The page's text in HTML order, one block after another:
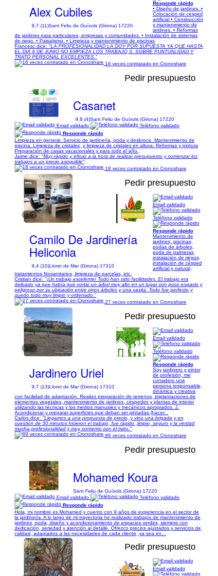
Alex Cubiles
9,7 (11)Sant Feliu de Guíxols (Girona) 17220
Responde rápido
• Diseño de jardines. •
Colocación de cesped
artificial • Construcción
y mantenimiento de
jardines. • Reformas
de jardines para particulares, empresas y comunidades. • Instalación de sistemas
de riego. • Paisajismo. • Limpieza y mantenimiento de piscinas
Francesc dice: "LA PROFESIONALIDAD LA DOY POR SUPUESTA YA QUE HASTA
EL DIA 6 DE JUNIO NO EMPIEZA LOS TRABAJO,S. SOBRE PUNTUALIDAD Y
TRATO PERSONAL EXCELENTES."
16 veces contratado en Cronoshare
Pedir presupuesto
Casanet
9,8 (4)Sant Feliu de Guíxols (Girona) 17220
Email validado
Teléfono validado
Responde rápido
Limpieza en general. Servicio de jardinería, poda y desbroce. Mantenimiento de
piscina. Limpieza de cristales, y limpieza de cristales en altura. Reformas y pintura
Preparación de casas vacacionales y para todo el año.
Jaime dice: "Muy rápido y eficaz a la hora de realizar presupuesto y comenzar los
trabajos a un precio asequible"
18 veces contratado en Cronoshare
1/9
Pedir presupuesto
Camilo De Jardinería
Heliconia
9,4 (10)Lloret de Mar (Girona) 17310
Email validado
Teléfono validado
Responde rápido
Mantenimiento de
jardines, piscinas,
podas de árboles,
poda de palmeras,
instalación de riegos,
instalación de césped
artificial y natural,
tratamientos fitosanitarios, limpieza de parcelas, etc.
Cristian dice: "¡Un trabajo excelente! Todo han sido facilidades. El trabajo era
delicado ya que había que cortar un árbol muy alto en un lugar con poco espacio y
peligroso por su ubicación entre otros árboles y una casita. Todo fue perfecto y
quedo todo muy limpio y ordenado."
27 veces contratado en Cronoshare
1/7
Pedir presupuesto
Jardinero Uriel
9,7 (13)Lloret de Mar (Girona) 17310
Email validado
Teléfono validado
Responde rápido
Soy jardinero y pintor
de profesión, me
considero una
persona responsable,
dinámica y creativa
con facilidad de adaptación. Realizo preparación de terrenos, implantaciones de
elementos vegetales, mantenimiento de jardines, céspedes y plantas de interior
utilizando las técnicas y los medios manuales y mecánicos apropiados. 2.
Acondicionar y preparar superficies que deban ser pintadas (hacer...
Carlos dice: "Llegamos a una propuesta de precio, y vino una brigada y en
cuestión de 30 minutos hicieron el trabajo, fue rápido ,limpio, seguro y la verdad
mucha profesionalidad y muy contento con el trato."
89 veces contratado en Cronoshare
Pedir presupuesto
Mohamed Koura
Sant Feliu de Guíxols (Girona) 17220
Email validado
Teléfono validado
Responde rápido
Hola, mi nombre es Mohamed y cuento con 9 años de experiencia en el sector de
la jardinería. A lo largo de mi trayectoria he realizado trabajos de mantenimiento de
jardines, poda, diseño y acondicionamiento de espacios verdes, siempre con
dedicación, seriedad y atención al detalle. Ofrezco precios ajustados y servicios de
calidad, adaptados a las necesidades de cada cliente, ya sea en...
Pedir presupuesto
Email validado